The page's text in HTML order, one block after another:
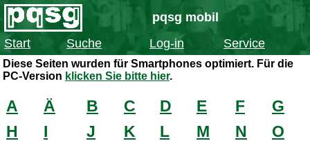
pqsg mobil
Start
Suche Log-in Service
Diese Seiten wurden für Smartphones optimiert. Für die
PC-Version klicken Sie bitte hier.
A Ä B C D E F
G
H
I J K L M N
O